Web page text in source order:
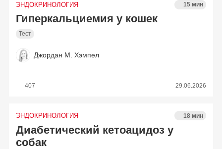
ЭНДОКРИНОЛОГИЯ 15 мин
Гиперкальциемия у кошек
Тест
Джордан М. Хэмпел
407 29.06.2026
ЭНДОКРИНОЛОГИЯ 18 мин
Диабетический кетоацидоз у
собак